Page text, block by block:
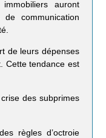
auront
communication
de leurs dépenses
Cette tendance est
des subprimes
règles d’octroie